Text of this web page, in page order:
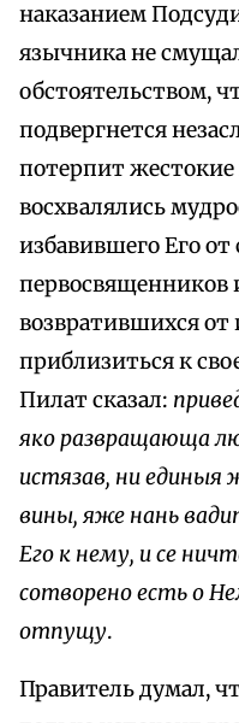
наказанием
язычника не
обстоятельством,
подвергнется
потерпит
восхвалялись
избавившего Его от
первосвященников
возвратившихся от
приблизиться к
Пилат сказал:
яко развращающа
истязав, ни единыя
вины, яже нань
Его к нему, и се
сотворено есть о
отпущу.
Правитель думал,